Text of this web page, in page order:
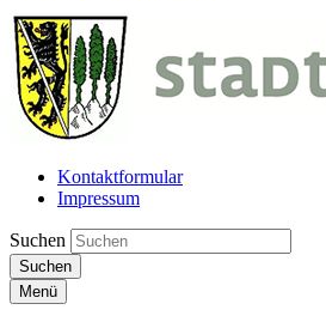
Kontaktformular
Impressum
Suchen
Suchen
Menü